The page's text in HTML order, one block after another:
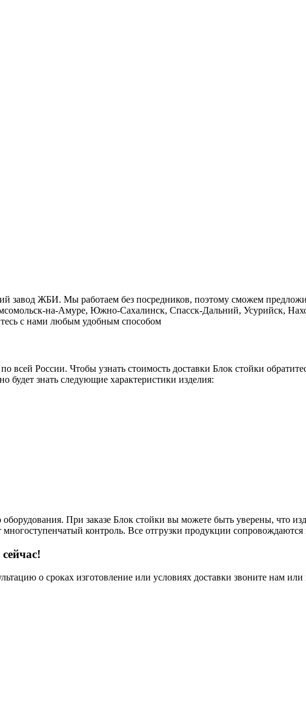
завод ЖБИ. Мы работаем без посредников, поэтому сможем
на-Амуре, Южно-Сахалинск, Спасск-Дальний, Усурийск,
с нами любым удобным способом
всей России. Чтобы узнать стоимость доставки Блок стойки
будет знать следующие характеристики изделия:
При заказе Блок стойки вы можете быть уверены, что
контроль. Все отгрузки продукции сопровождаются
о сроках изготовление или условиях доставки звоните нам